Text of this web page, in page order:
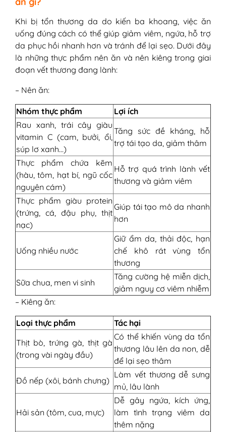
Khi bị tổn thương da do kiến ba khoang, việc ăn
uống đúng cách có thể giúp giảm viêm, ngứa, hỗ trợ
da phục hồi nhanh hơn và tránh để lại sẹo. Dưới đây
là những thực phẩm nên ăn và nên kiêng trong giai
đoạn vết thương đang lành:
– Nên ăn:
Nhóm thực phẩm
Lợi ích
Rau xanh, trái cây giàu
vitamin C (cam, bưởi, ổi,
súp lơ xanh…)
Tăng sức đề kháng, hỗ
trợ tái tạo da, giảm thâm
Thực phẩm chứa kẽm
(hàu, tôm, hạt bí, ngũ cốc
nguyên cám)
Hỗ trợ quá trình lành vết
thương và giảm viêm
Thực phẩm giàu protein
(trứng, cá, đậu phụ, thịt
nạc)
Giúp tái tạo mô da nhanh
hơn
Uống nhiều nước
Giữ ẩm da, thải độc, hạn
chế khô rát vùng tổn
thương
Sữa chua, men vi sinh
Tăng cường hệ miễn dịch,
giảm nguy cơ viêm nhiễm
– Kiêng ăn:
Loại thực phẩm
Tác hại
Thịt bò, trứng gà, thịt gà
(trong vài ngày đầu)
Có thể khiến vùng da tổn
thương lâu lên da non, dễ
để lại sẹo thâm
Đồ nếp (xôi, bánh chưng)
Làm vết thương dễ sưng
mủ, lâu lành
Hải sản (tôm, cua, mực)
Dễ gây ngứa, kích ứng,
làm tình trạng viêm da
thêm nặng